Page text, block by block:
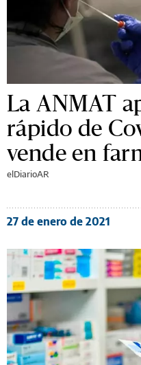
La ANMAT
rápido de
vende en
elDiarioAR
27 de enero de 2021